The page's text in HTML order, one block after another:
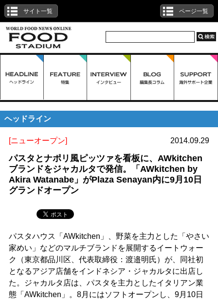
サイト一覧 ページ一覧
ヘッドライン
[ニューオープン] 2014.09.29
パスタとナポリ風ピッツァを看板に、AWkitchen
ブランドをジャカルタで発信。「AWkitchen by
Akira Watanabe」がPlaza Senayan内に9月10日
グランドオープン
パスタハウス「AWkitchen」、野菜を主力とした「やさい
家めい」などのマルチブランドを展開するイートウォー
ク（東京都品川区、代表取締役：渡邉明氏）が、同社初
となるアジア店舗をインドネシア・ジャカルタに出店し
た。ジャカルタ店は、パスタを主力としたイタリアン業
態「AWkitchen」。8月にはソフトオープンし、9月10日